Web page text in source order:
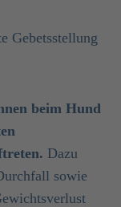
Gebetsstellung
beim Hund
Dazu
sowie